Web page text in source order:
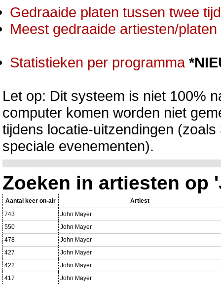
Gedraaide platen tussen twee
Meest gedraaide artiesten/
Statistieken per programma
Let op: Dit systeem is niet 100%
computer komen worden niet
tijdens locatie-uitzendingen
speciale evenementen).
Zoeken in artiesten op
Aantal keer on-air
Artiest
743
John Mayer
550
John Mayer
478
John Mayer
427
John Mayer
422
John Mayer
417
John Mayer